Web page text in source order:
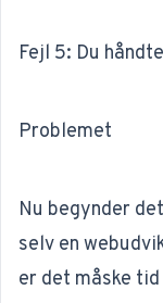
Fejl 5: Du
Problemet
Nu begynder
selv en
er det måske